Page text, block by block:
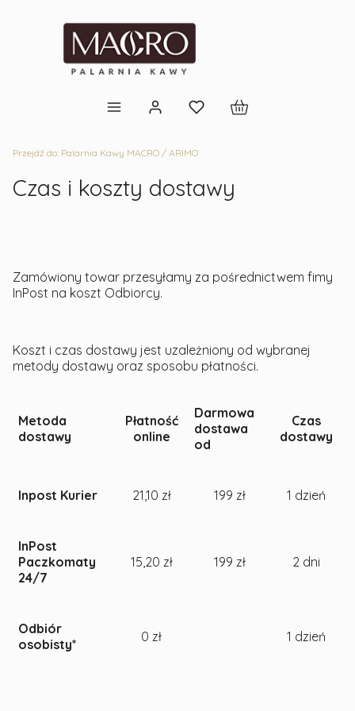
Produkty w koszyku:
Przejdź do: Palarnia Kawy MACRO / ARIMO
Czas i koszty dostawy
Zamówiony towar przesyłamy za pośrednictwem fimy
InPost na koszt Odbiorcy.
Koszt i czas dostawy jest uzależniony od wybranej
metody dostawy oraz sposobu płatności.
Metoda
dostawy
Płatność
online
Darmowa
dostawa
od
Czas
dostawy
Inpost Kurier 21,10 zł 199 zł 1 dzień
InPost
Paczkomaty
24/7
15,20 zł 199 zł 2 dni
Odbiór
osobisty*
0 zł 1 dzień